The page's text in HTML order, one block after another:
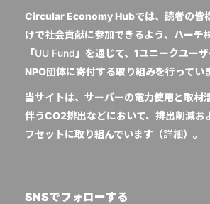
Circular Economy Hubでは、読者の皆
けで社会貢献に参加できるよう、ハーチ
「UU Fund 」を通じて、1ユニークユー
NPO団体に寄付する取り組みを行ってい
当サイトは、サーバーの電力使用と取材
伴うCO2排出などにおいて、排出削減お
フセットに取り組んでいます（詳細）。
SNSでフォローする